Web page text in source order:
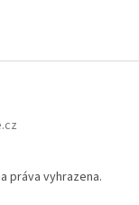
práva vyhrazena.